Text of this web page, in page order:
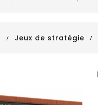
Jeux de stratégie